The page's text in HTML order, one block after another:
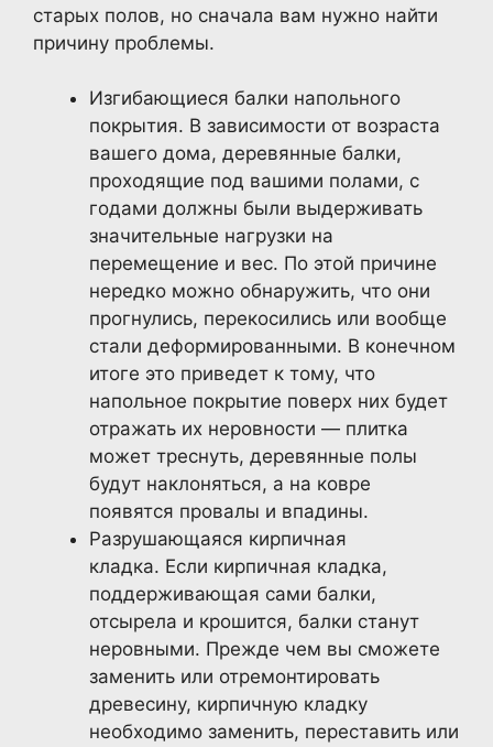
старых полов, но сначала вам нужно найти
причину проблемы.
Изгибающиеся балки напольного
покрытия. В зависимости от возраста
вашего дома, деревянные балки,
проходящие под вашими полами, с
годами должны были выдерживать
значительные нагрузки на
перемещение и вес. По этой причине
нередко можно обнаружить, что они
прогнулись, перекосились или вообще
стали деформированными. В конечном
итоге это приведет к тому, что
напольное покрытие поверх них будет
отражать их неровности — плитка
может треснуть, деревянные полы
будут наклоняться, а на ковре
появятся провалы и впадины.
Разрушающаяся кирпичная
кладка. Если кирпичная кладка,
поддерживающая сами балки,
отсырела и крошится, балки станут
неровными. Прежде чем вы сможете
заменить или отремонтировать
древесину, кирпичную кладку
необходимо заменить, переставить или